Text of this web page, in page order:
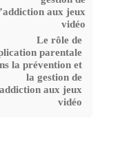
Le rôle de
parentale
la prévention et
la gestion de
aux jeux
vidéo